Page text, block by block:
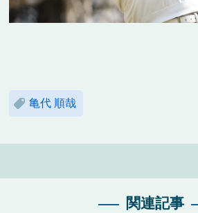
亀代 順哉
関連記事